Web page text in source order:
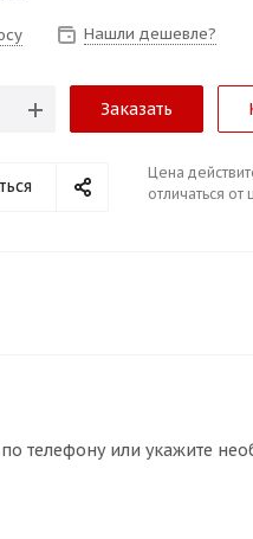
Нашли дешевле?
Заказать
Цена
отличаться
телефону или укажите